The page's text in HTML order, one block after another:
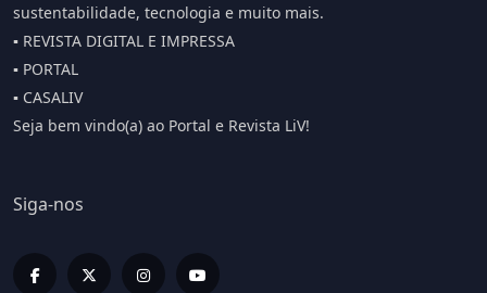
sustentabilidade, tecnologia e muito mais.
▪️ REVISTA DIGITAL E IMPRESSA
▪️ PORTAL
▪️ CASALIV
Seja bem vindo(a) ao Portal e Revista LiV!
Siga-nos